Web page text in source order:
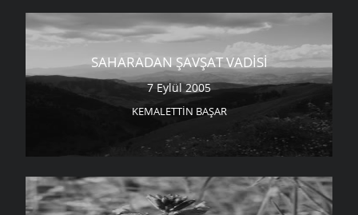
SAHARADAN ŞAVŞAT VADISI
7 Eylül 2005
KEMALETTIN BAŞAR